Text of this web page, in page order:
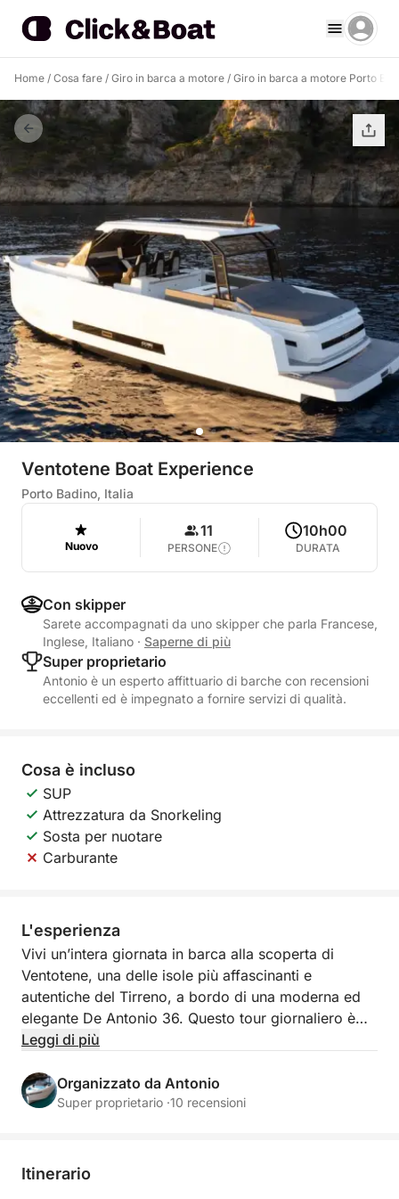
Home / Cosa fare / Giro in barca a motore / Giro in barca a motore Porto
Ventotene Boat Experience
Porto Badino, Italia
Nuovo
11
PERSONE
10h00
DURATA
Con skipper
Sarete accompagnati da uno skipper che parla Francese,
Inglese, Italiano · Saperne di più
Super proprietario
Antonio è un esperto affittuario di barche con recensioni
eccellenti ed è impegnato a fornire servizi di qualità.
Cosa è incluso
SUP
Attrezzatura da Snorkeling
Sosta per nuotare
Carburante
L'esperienza
Vivi un’intera giornata in barca alla scoperta di
Ventotene, una delle isole più affascinanti e
autentiche del Tirreno, a bordo di una moderna ed
elegante De Antonio 36. Questo tour giornaliero è
pensato per chi desidera esplorare l’isola dal mare,
e di un’atmosfera rilassata e senza fretta.
mare aperto e la libertà della barca. Una volta
Leggi di più
Organizzato da Antonio
Super proprietario ·10 recensioni
Itinerario